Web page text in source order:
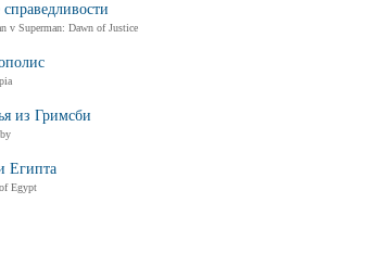
справедливости
v Superman: Dawn of Justice
из Гримсби
Египта
Egypt